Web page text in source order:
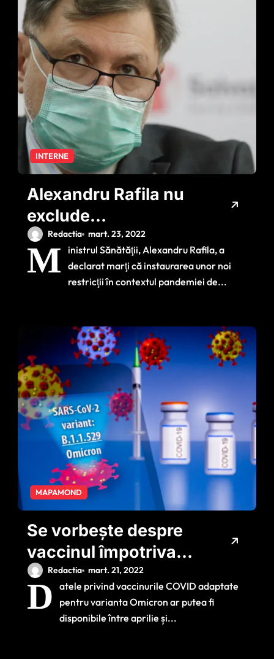
INTERNE
Alexandru Rafila nu
exclude
reintroducerea unor
restricții pentru
COVID: ‘Ne aşteptăm
ascendent’
Redactia mart. 23, 2022
M
inistrul Sănătăţii, Alexandru Rafila, a
declarat marţi că instaurarea unor noi
restricţii în contextul pandemiei de...
MAPAMOND
Se vorbește despre
vaccinul împotriva
Omicron: Când ar
putea fi disponibil
Redactia mart. 21, 2022
D atele privind vaccinurile COVID adaptate
pentru varianta Omicron ar putea fi
disponibile între aprilie și...